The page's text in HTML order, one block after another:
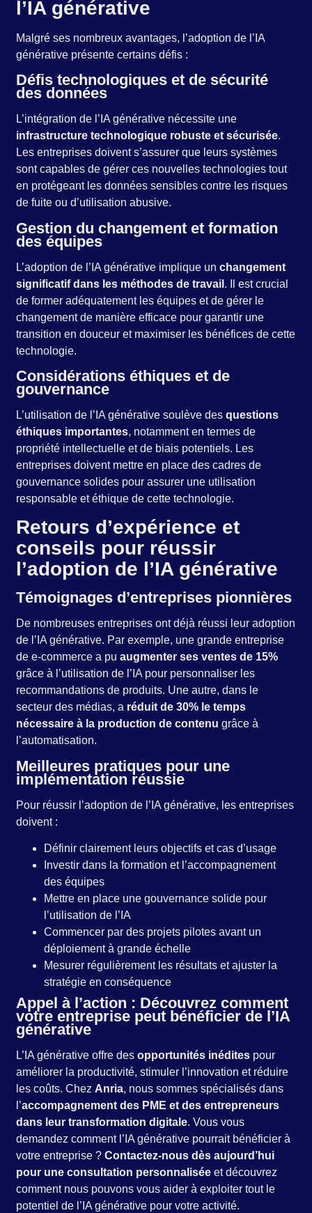
l’IA générative
Malgré ses nombreux avantages, l’adoption de l’IA
générative présente certains défis :
Défis technologiques et de sécurité
des données
L’intégration de l’IA générative nécessite une
infrastructure technologique robuste et sécurisée.
Les entreprises doivent s’assurer que leurs systèmes
sont capables de gérer ces nouvelles technologies tout
en protégeant les données sensibles contre les risques
de fuite ou d’utilisation abusive.
Gestion du changement et formation
des équipes
L’adoption de l’IA générative implique unchangement
significatif dans les méthodes de travail . Il est crucial
de former adéquatement les équipes et de gérer le
changement de manière efficace pour garantir une
transition en douceur et maximiser les bénéfices de cette
technologie.
Considérations éthiques et de
gouvernance
L’utilisation de l’IA générative soulève desquestions
éthiques importantes, notamment en termes de
propriété intellectuelle et de biais potentiels. Les
entreprises doivent mettre en place des cadres de
gouvernance solides pour assurer une utilisation
responsable et éthique de cette technologie.
Retours d’expérience et
conseils pour réussir
l’adoption de l’IA générative
Témoignages d’entreprises pionnières
De nombreuses entreprises ont déjà réussi leur adoption
de l’IA générative. Par exemple, une grande entreprise
de e-commerce a puaugmenter ses ventes de 15%
grâce à l’utilisation de l’IA pour personnaliser les
recommandations de produits. Une autre, dans le
secteur des médias, a réduit de 30% le temps
nécessaire à la production de contenu grâce à
l’automatisation.
Meilleures pratiques pour une
implémentation réussie
Pour réussir l’adoption de l’IA générative, les entreprises
doivent :
Définir clairement leurs objectifs et cas d’usage
Investir dans la formation et l’accompagnement
des équipes
Mettre en place une gouvernance solide pour
l’utilisation de l’IA
Commencer par des projets pilotes avant un
déploiement à grande échelle
Mesurer régulièrement les résultats et ajuster la
stratégie en conséquence
Appel à l’action : Découvrez comment
votre entreprise peut bénéficier de l’IA
générative
L’IA générative offre desopportunités inédites pour
améliorer la productivité, stimuler l’innovation et réduire
les coûts. Chez Anria, nous sommes spécialisés dans
l’accompagnement des PME et des entrepreneurs
dans leur transformation digitale. Vous vous
demandez comment l’IA générative pourrait bénéficier à
votre entreprise ?Contactez-nous dès aujourd’hui
pour une consultation personnalisée et découvrez
comment nous pouvons vous aider à exploiter tout le
potentiel de l’IA générative pour votre activité.